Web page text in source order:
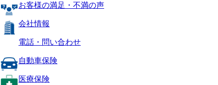
お客様の満足・不満の声
会社情報
電話・問い合わせ
自動車保険
医療保険